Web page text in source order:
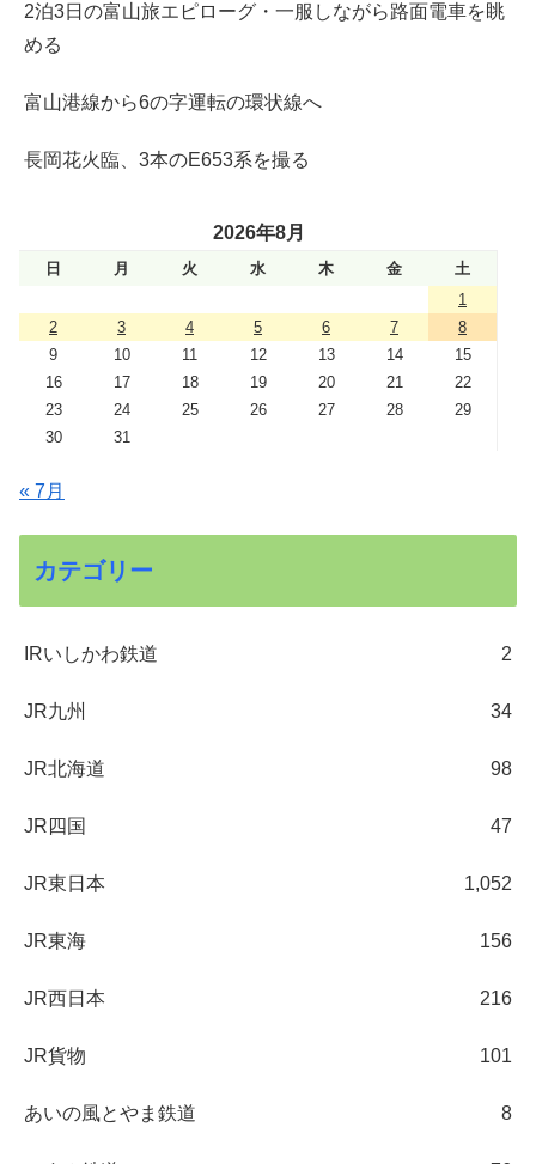
2泊3日の富山旅エピローグ・一服しながら路面電車を眺
める
富山港線から6の字運転の環状線へ
長岡花火臨、3本のE653系を撮る
2026年8月
日 月 火 水 木 金
土
1
2
3 4 5 6 7
8
9
10 11 12 13 14
15
16
17 18 19 20 21
22
23
24 25 26 27 28
29
30
31
« 7月
カテゴリー
IRいしかわ鉄道 2
JR九州 34
JR北海道 98
JR四国 47
JR東日本 1,052
JR東海 156
JR西日本 216
JR貨物 101
あいの風とやま鉄道 8